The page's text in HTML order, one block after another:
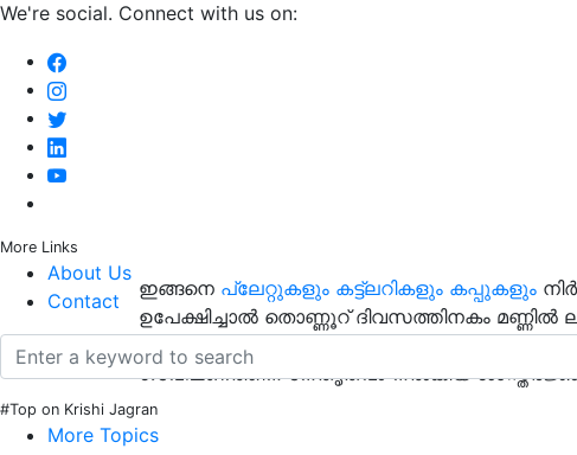
We're social. Connect with us on:
More Links
About Us
Contact
#Top on Krishi Jagran
More Topics
ഇങ്ങനെ പ്ലേറ്റുകളും കട്ട്‌ലറികളും കപ്പുകളും
ഉപേക്ഷിച്ചാൽ തൊണ്ണൂറ് ദിവസത്തിനകം മണ്ണിൽ
ഉപയോഗം കഴിഞ്ഞ്
ഗവേഷണത്തിന് നേതൃത്വം നൽകിയ